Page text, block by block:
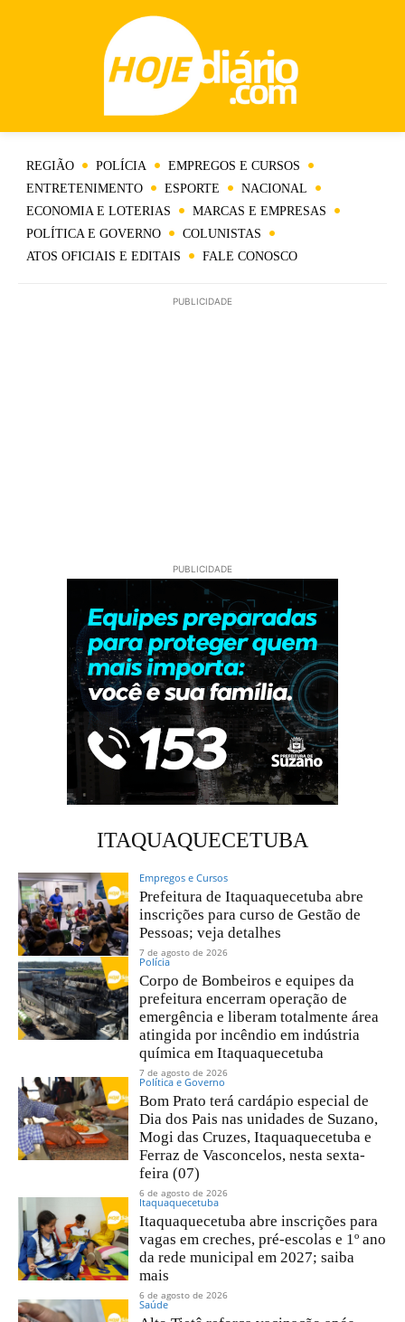
REGIÃO POLÍCIA
EMPREGOS E CURSOS
ENTRETENIMENTO
ESPORTE
NACIONAL
ECONOMIA E LOTERIAS
MARCAS E EMPRESAS
POLÍTICA E GOVERNO
COLUNISTAS
ATOS OFICIAIS E EDITAIS
FALE CONOSCO
PUBLICIDADE
PUBLICIDADE
ITAQUAQUECETUBA
Empregos e Cursos
Prefeitura de Itaquaquecetuba abre
inscrições para curso de Gestão de
Pessoas; veja detalhes
7 de agosto de 2026
Polícia
Corpo de Bombeiros e equipes da
prefeitura encerram operação de
emergência e liberam totalmente área
atingida por incêndio em indústria
química em Itaquaquecetuba
7 de agosto de 2026
Política e Governo
Bom Prato terá cardápio especial de
Dia dos Pais nas unidades de Suzano,
Mogi das Cruzes, Itaquaquecetuba e
Ferraz de Vasconcelos, nesta sexta-
feira (07)
6 de agosto de 2026
Itaquaquecetuba
Itaquaquecetuba abre inscrições para
vagas em creches, pré-escolas e 1º ano
da rede municipal em 2027; saiba
mais
6 de agosto de 2026
Saúde